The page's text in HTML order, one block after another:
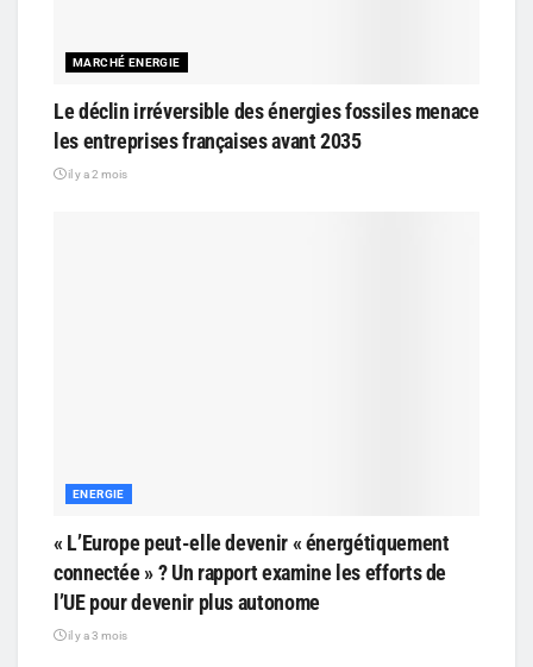
MARCHÉ ENERGIE
Le déclin irréversible des énergies fossiles menace
les entreprises françaises avant 2035
il y a 2 mois
ENERGIE
« L’Europe peut-elle devenir « énergétiquement
connectée » ? Un rapport examine les efforts de
l’UE pour devenir plus autonome
il y a 3 mois